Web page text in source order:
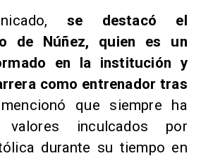
se destacó el
de Núñez, quien es un
en la institución y
como entrenador tras
que siempre ha
inculcados por
durante su tiempo en